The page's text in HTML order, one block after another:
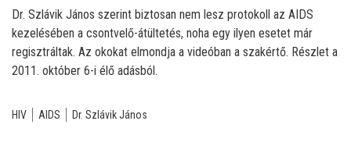
Dr. Szlávik János szerint biztosan nem lesz protokoll az AIDS
kezelésében a csontvelő-átültetés, noha egy ilyen esetet már
regisztráltak. Az okokat elmondja a videóban a szakértő. Részlet a
2011. október 6-i élő adásból.
HIV AIDS Dr. Szlávik János